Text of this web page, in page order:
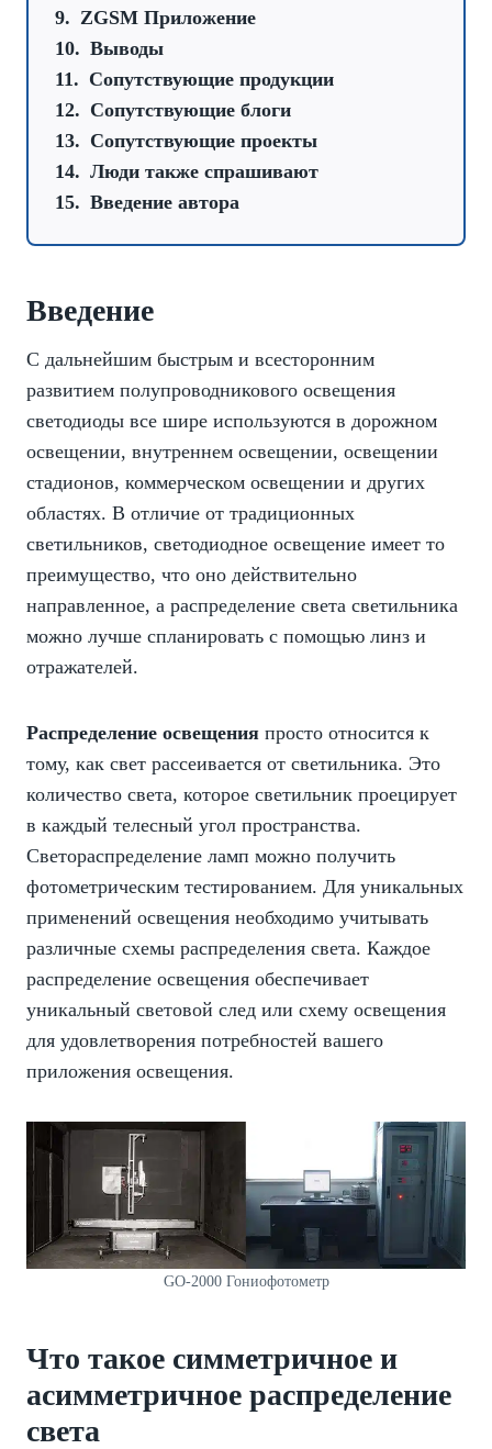
ZGSM Приложение
Выводы
Сопутствующие продукции
Сопутствующие блоги
Сопутствующие проекты
Люди также спрашивают
Введение автора
Введение
С дальнейшим быстрым и всесторонним
развитием полупроводникового освещения
светодиоды все шире используются в дорожном
освещении, внутреннем освещении, освещении
стадионов, коммерческом освещении и других
областях. В отличие от традиционных
светильников, светодиодное освещение имеет то
преимущество, что оно действительно
направленное, а распределение света светильника
можно лучше спланировать с помощью линз и
отражателей.
Распределение освещения просто относится к
тому, как свет рассеивается от светильника. Это
количество света, которое светильник проецирует
в каждый телесный угол пространства.
Светораспределение ламп можно получить
фотометрическим тестированием. Для уникальных
применений освещения необходимо учитывать
различные схемы распределения света. Каждое
распределение освещения обеспечивает
уникальный световой след или схему освещения
для удовлетворения потребностей вашего
приложения освещения.
GO-2000 Гониофотометр
Что такое симметричное и
асимметричное распределение
света